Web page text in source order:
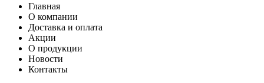
Главная
О компании
Доставка и оплата
Акции
О продукции
Новости
Контакты